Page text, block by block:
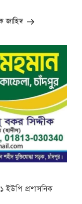
জাহিদ
ইউপি প্রশাসনিক